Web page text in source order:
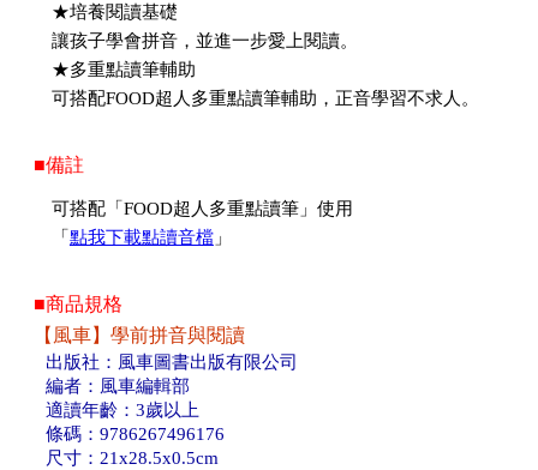
★培養閱讀基礎
讓孩子學會拼音，並進一步愛上閱讀。
★多重點讀筆輔助
可搭配FOOD超人多重點讀筆輔助，正音學習不求人。
■備註
可搭配「FOOD超人多重點讀筆」使用
「 點我下載點讀音檔」
■商品規格
【風車】學前拼音與閱讀
出版社：風車圖書出版有限公司
編者：風車編輯部
適讀年齡：3歲以上
條碼：9786267496176
尺寸：21x28.5x0.5cm